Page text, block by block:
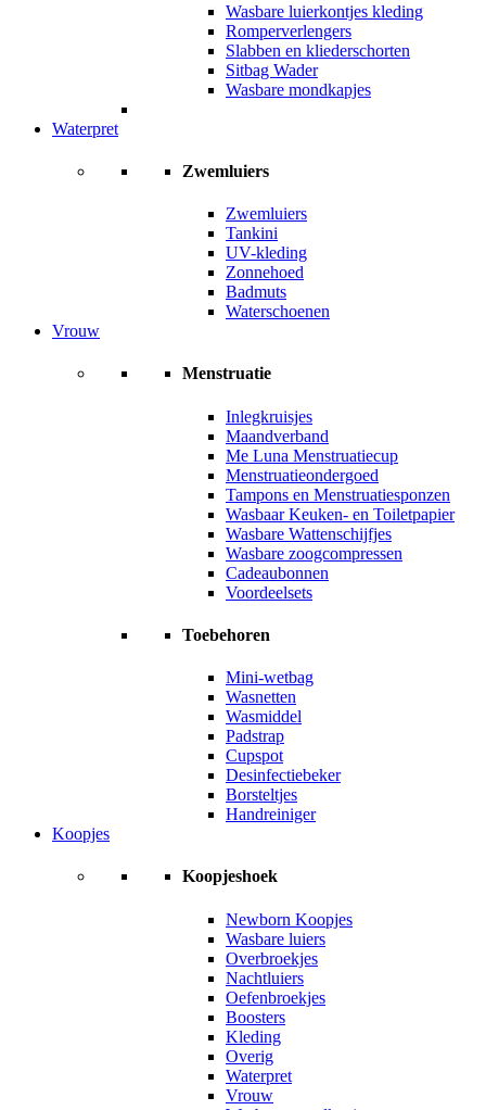
Wasbare luierkontjes kleding
Romperverlengers
Slabben en kliederschorten
Sitbag Wader
Wasbare mondkapjes
Waterpret
Zwemluiers
Zwemluiers
Tankini
UV-kleding
Zonnehoed
Badmuts
Waterschoenen
Vrouw
Menstruatie
Inlegkruisjes
Maandverband
Me Luna Menstruatiecup
Menstruatieondergoed
Tampons en Menstruatiesponzen
Wasbaar Keuken- en Toiletpapier
Wasbare Wattenschijfjes
Wasbare zoogcompressen
Cadeaubonnen
Voordeelsets
Toebehoren
Mini-wetbag
Wasnetten
Wasmiddel
Padstrap
Cupspot
Desinfectiebeker
Borsteltjes
Handreiniger
Koopjes
Koopjeshoek
Newborn Koopjes
Wasbare luiers
Overbroekjes
Nachtluiers
Oefenbroekjes
Boosters
Kleding
Overig
Waterpret
Vrouw